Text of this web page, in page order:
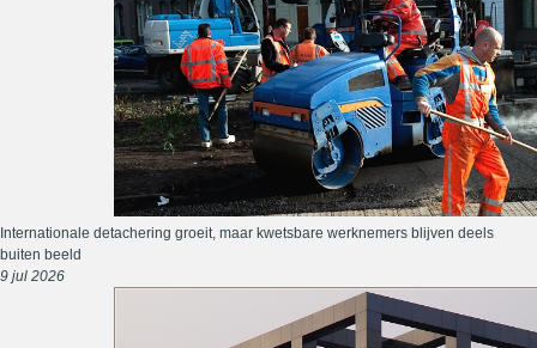
Internationale detachering groeit, maar kwetsbare werknemers blijven deels
buiten beeld
9 jul 2026